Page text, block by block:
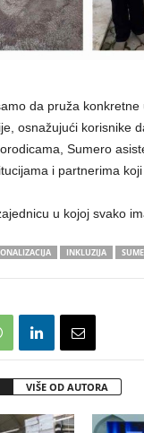
da pruža
osnažujući korisnike
Sumero
i partnerima
u kojoj svako
INKLUZIJA
VIŠE OD AUTORA